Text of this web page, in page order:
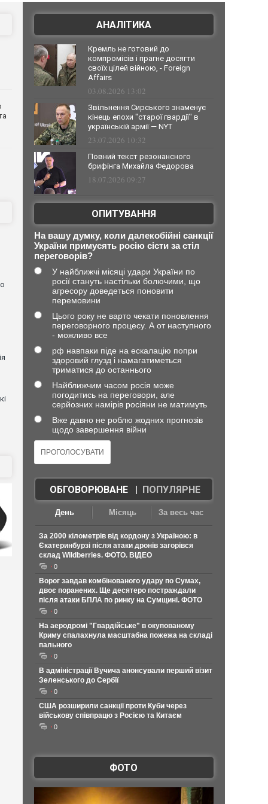
АНАЛІТИКА
Кремль не готовий до
компромісів і прагне досягти
своїх цілей війною, - Foreign
Affairs
03.08.2026 13:02
Звільнення Сирського знаменує
кінець епохи "старої гвардії" в
українській армії — NYT
23.07.2026 10:32
Повний текст резонансного
брифінга Михайла Федорова
18.07.2026 09:27
ОПИТУВАННЯ
На вашу думку, коли далекобійні санкції
України примусять росію сісти за стіл
переговорів?
У найближчі місяці удари України по
росії стануть настільки болючими, що
агресору доведеться поновити
перемовини
Цього року не варто чекати поновлення
переговорного процесу. А от наступного
- можливо все
рф навпаки піде на ескалацію попри
здоровий глузд і намагатиметься
триматися до останнього
Найближчим часом росія може
погодитись на переговори, але
серйозних намірів росіяни не матимуть
Вже давно не роблю жодних прогнозів
щодо завершення війни
ОБГОВОРЮВАНЕ| ПОПУЛЯРНЕ
День Місяць За весь час
За 2000 кілометрів від кордону з Україною: в
Єкатеринбурзі після атаки дронів загорівся
склад Wildberries. ФОТО. ВІДЕО
0
Ворог завдав комбінованого удару по Сумах,
двоє поранених. Ще десятеро постраждали
після атаки БПЛА по ринку на Сумщині. ФОТО
0
На аеродромі "Гвардійське" в окупованому
Криму спалахнула масштабна пожежа на складі
пального
0
В адміністрації Вучича анонсували перший візит
Зеленського до Сербії
0
США розширили санкції проти Куби через
військову співпрацю з Росією та Китаєм
0
ФОТО